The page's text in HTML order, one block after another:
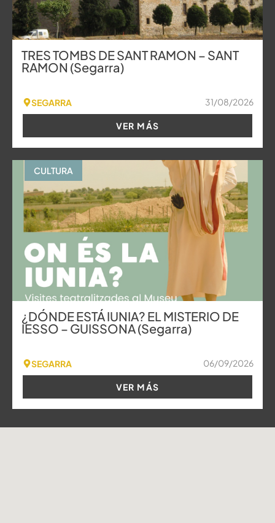
TRES TOMBS DE SANT RAMON – SANT
RAMON (Segarra)
SEGARRA 31/08/2026
VER MÁS
CULTURA
¿DÓNDE ESTÁ IUNIA? EL MISTERIO DE
IESSO – GUISSONA (Segarra)
SEGARRA 06/09/2026
VER MÁS